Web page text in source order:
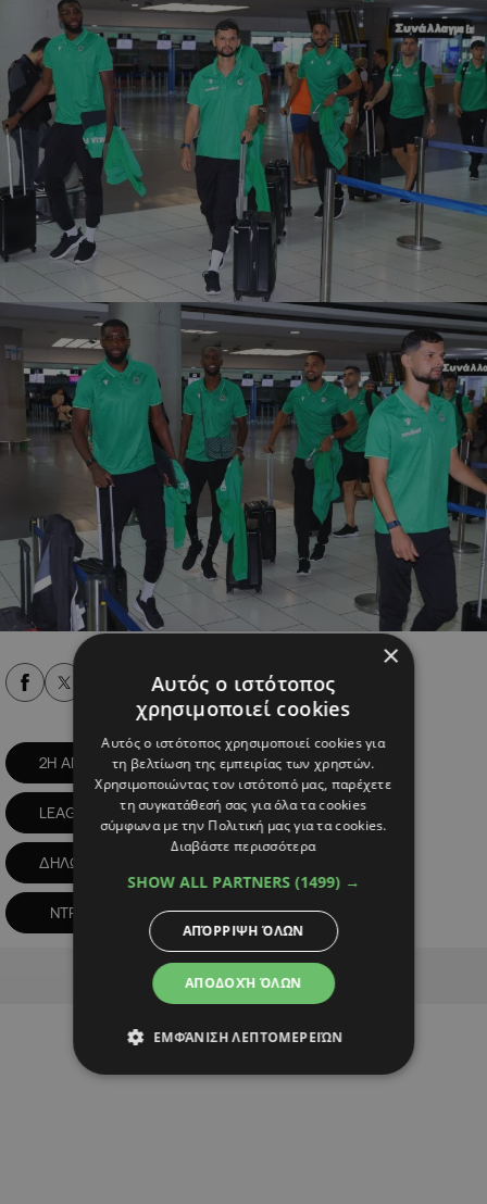
Alpha Podcasts
2Η ΑΓΩΝΙΣΤΙΚΗ CONFERENCE LEAGUE
LEAGUE PHASE ΑΝΔΡΕΑΣ ΔΗΜΗΤΡΙΟΥ
ΔΗΛΩΣΕΙΣ
ΝΤΡΙΤΑ ΟΜΟΝΟΙΑ
Advertisement
×
Αυτός ο ιστότοπος
χρησιμοποιεί cookies
Αυτός ο ιστότοπος χρησιμοποιεί cookies για
τη βελτίωση της εμπειρίας των χρηστών.
Χρησιμοποιώντας τον ιστότοπό μας, παρέχετε
τη συγκατάθεσή σας για όλα τα cookies
σύμφωνα με την Πολιτική μας για τα cookies.
Διαβάστε περισσότερα
SHOW ALL PARTNERS (1499) →
ΑΠΟΔΟΧΉ ΌΛΩΝ
ΑΠΌΡΡΙΨΗ ΌΛΩΝ
ΕΜΦΆΝΙΣΗ ΛΕΠΤΟΜΕΡΕΙΏΝ